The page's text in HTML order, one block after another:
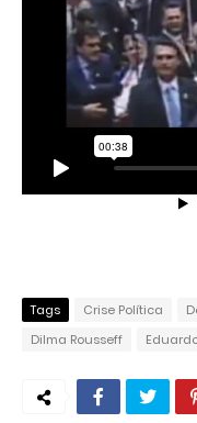
Tags Crise Política
Dilma Rousseff